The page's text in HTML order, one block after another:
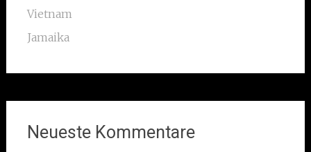
Vietnam
Jamaika
Neueste Kommentare